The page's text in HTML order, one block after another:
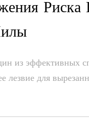
из эффективных
лезвие для